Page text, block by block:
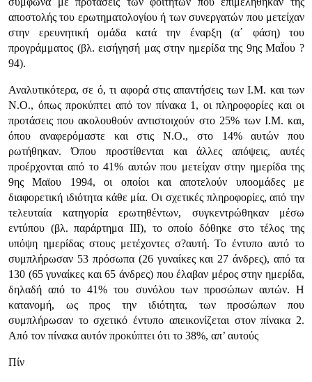
αποστολής του ερωτηματολογίου ή των συνεργατών που μετείχαν
στην ερευνητική ομάδα κατά την έναρξη (α΄ φάση) του
προγράμματος (βλ. εισήγησή μας στην ημερίδα της 9ης ΜαΪου ?
94).
Αναλυτικότερα, σε ό, τι αφορά στις απαντήσεις των Ι.Μ. και των
Ν.Ο., όπως προκύπτει από τον πίνακα 1, οι πληροφορίες και οι
προτάσεις που ακολουθούν αντιστοιχούν στο 25% των Ι.Μ. και,
όπου αναφερόμαστε και στις Ν.Ο., στο 14% αυτών που
ρωτήθηκαν. Όπου προστίθενται και άλλες απόψεις, αυτές
προέρχονται από το 41% αυτών που μετείχαν στην ημερίδα της
9ης Μαϊου 1994, οι οποίοι και αποτελούν υποομάδες με
διαφορετική ιδιότητα κάθε μία. Οι σχετικές πληροφορίες, από την
τελευταία κατηγορία ερωτηθέντων, συγκεντρώθηκαν μέσω
εντύπου (βλ. παράρτημα ΙΙΙ), το οποίο δόθηκε στο τέλος της
υπόψη ημερίδας στους μετέχοντες σ?αυτή. Το έντυπο αυτό το
συμπλήρωσαν 53 πρόσωπα (26 γυναίκες και 27 άνδρες), από τα
130 (65 γυναίκες και 65 άνδρες) που έλαβαν μέρος στην ημερίδα,
δηλαδή από το 41% του συνόλου των προσώπων αυτών. Η
κατανομή, ως προς την ιδιότητα, των προσώπων που
συμπλήρωσαν το σχετικό έντυπο απεικονίζεται στον πίνακα 2.
Από τον πίνακα αυτόν προκύπτει ότι το 38%, απ’ αυτούς
Πίν